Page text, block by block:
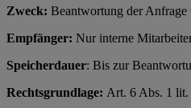
Zweck: Beantwortung der Anfrage
Empfänger: Nur interne
Speicherdauer: Bis zur
Rechtsgrundlage: Art. 6 Abs. 1 lit.